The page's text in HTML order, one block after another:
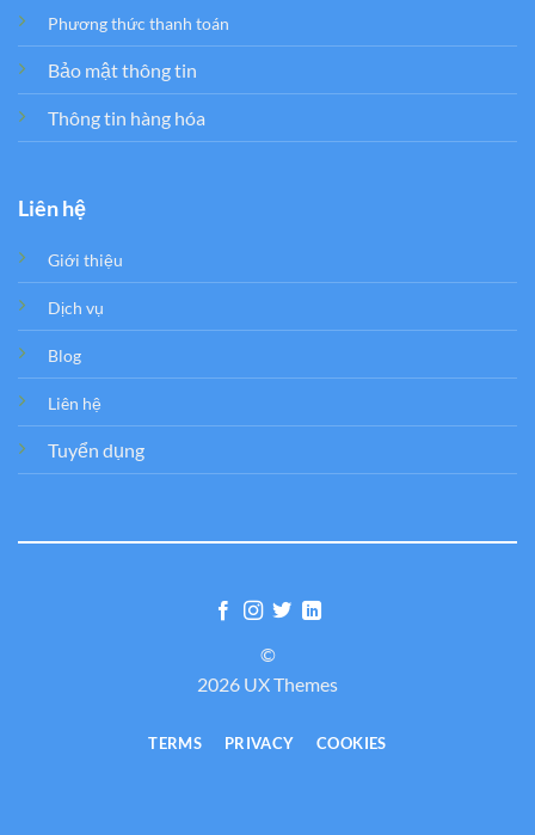
Phương thức thanh toán
Bảo mật thông tin
Thông tin hàng hóa
Liên hệ
Giới thiệu
Dịch vụ
Blog
Liên hệ
Tuyển dụng
©
2026 UX Themes
TERMS PRIVACY COOKIES